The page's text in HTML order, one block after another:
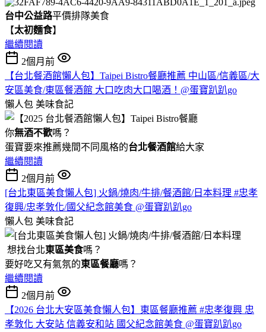
台中公益路平價排隊美食
【太初麵食】
繼續閱讀
2個月前
【台北餐酒館懶人包】Taipei Bistro餐廳推薦 中山區/信義區/大
安區美食/東區餐酒館 大口吃肉大口喝酒！@蛋寶趴趴go
懶人包 美味食記
你無酒不歡嗎？
蛋寶要來推薦幾間不同風格的台北餐酒館給大家
繼續閱讀
2個月前
[台北東區美食懶人包] 火鍋/燒肉/牛排/餐酒館/日本料理 #忠孝
復興/忠孝敦化/國父紀念館美食 @蛋寶趴趴go
懶人包 美味食記
想找台北東區美食嗎？
要好吃又有氣氛的東區餐廳嗎？
繼續閱讀
2個月前
【2026 台北大安區美食懶人包】東區餐廳推薦 #忠孝復興 忠
孝敦化 大安站 信義安和站 國父紀念館美食 @蛋寶趴趴go